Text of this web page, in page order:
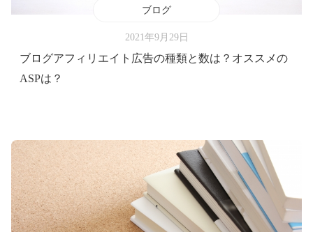
ブログ
2021年9月29日
ブログアフィリエイト広告の種類と数は？オススメの
ASPは？